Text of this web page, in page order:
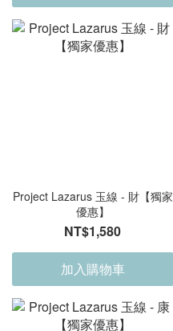
Project Lazarus 玉線 - 財【獨家
優惠】
NT$1,580
加入購物車